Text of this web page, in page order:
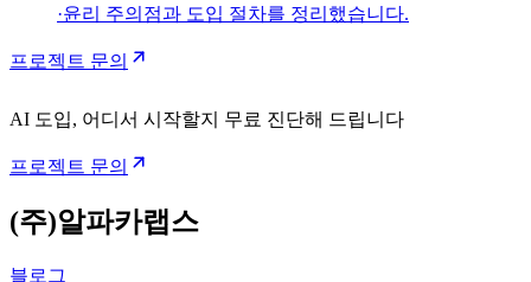
·윤리 주의점과 도입 절차를 정리했습니다.
프로젝트 문의
AI 도입, 어디서 시작할지 무료 진단해 드립니다
프로젝트 문의
(주)알파카랩스
블로그